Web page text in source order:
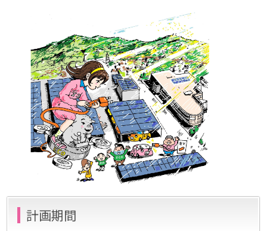
計画期間